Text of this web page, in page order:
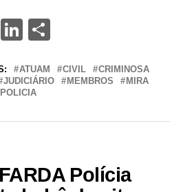
LinkedIn
Share
ATUAM CIVIL
CRIMINOSA
JUDICIÁRIO MEMBROS
MIRA
POLICIA
Polícia